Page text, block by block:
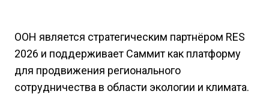
ООН является стратегическим партнёром RES
2026 и поддерживает Саммит как платформу
для продвижения регионального
сотрудничества в области экологии и климата.